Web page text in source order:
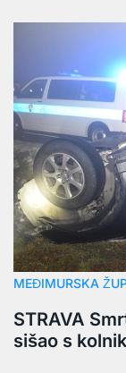
MEĐIMURSKA
STRAVA
sišao s